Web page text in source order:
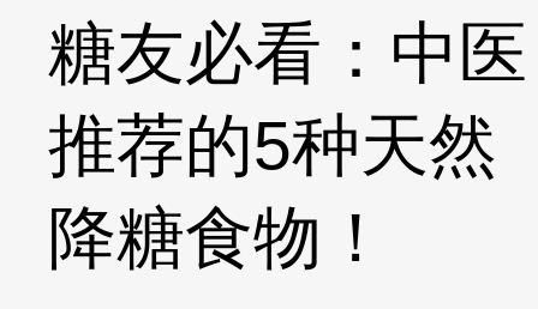
糖友必看：中医
推荐的5种天然
降糖食物！